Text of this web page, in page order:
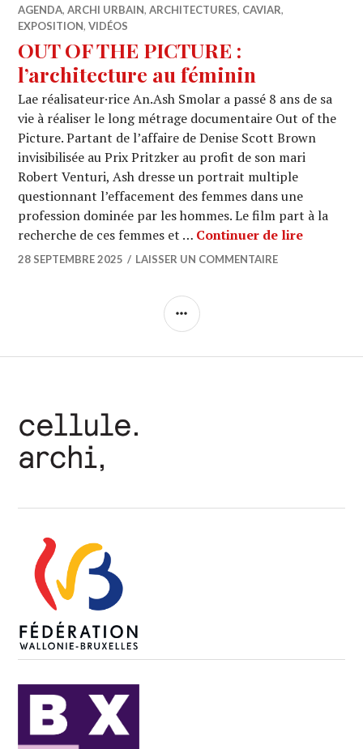
AGENDA,ARCHI URBAIN,ARCHITECTURES, CAVIAR,
EXPOSITION,VIDÉOS
OUT OF THE PICTURE :
l’architecture au féminin
Lae réalisateur·rice An.Ash Smolar a passé 8 ans de sa
vie à réaliser le long métrage documentaire Out of the
Picture. Partant de l’affaire de Denise Scott Brown
invisibilisée au Prix Pritzker au profit de son mari
Robert Venturi, Ash dresse un portrait multiple
questionnant l’effacement des femmes dans une
profession dominée par les hommes. Le film part à la
recherche de ces femmes et … Continuer de lireOUT OF
28 SEPTEMBRE 2025 LAISSER UN COMMENTAIRE
COLONNE